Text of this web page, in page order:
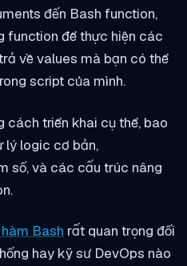
đến Bash function,
function để thực hiện các
về values mà bạn có thể
script của mình.
cách triển khai cụ thể, bao
lý logic cơ bản,
số, và các cấu trúc nâng
.
Bash rất quan trọng đối
hay kỹ sư DevOps nào